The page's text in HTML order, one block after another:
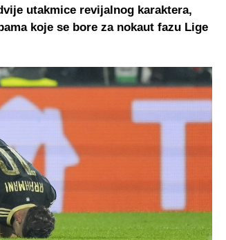
utakmice revijalnog karaktera,
koje se bore za nokaut fazu Lige